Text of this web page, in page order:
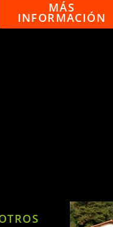
MÁS
INFORMACIÓN